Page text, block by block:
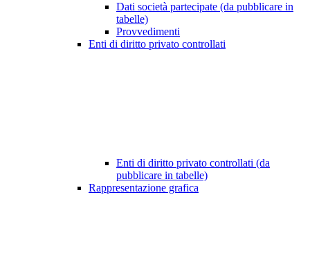
Dati società partecipate (da pubblicare in
tabelle)
Provvedimenti
Enti di diritto privato controllati
Enti di diritto privato controllati (da
pubblicare in tabelle)
Rappresentazione grafica